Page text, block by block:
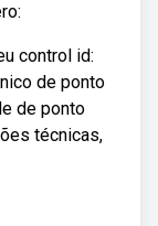
control id:
de ponto
de ponto
técnicas,